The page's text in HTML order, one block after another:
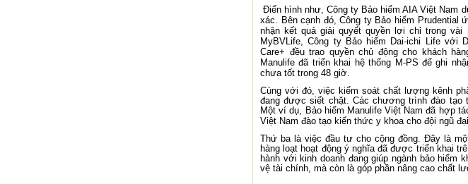
Điển hình như, Công ty Bảo hiểm AIA Việt Nam
xác. Bên cạnh đó, Công ty Bảo hiểm Prudential
nhận kết quả giải quyết quyền lợi chỉ trong
MyBVLife, Công ty Bảo hiểm Dai-ichi Life với
Care+ đều trao quyền chủ động cho khách
Manulife đã triển khai hệ thống M-PS để ghi
chưa tốt trong 48 giờ.
Cùng với đó, việc kiểm soát chất lượng kênh
đang được siết chặt. Các chương trình đào
Một ví dụ, Bảo hiểm Manulife Việt Nam đã hợp
Việt Nam đào tạo kiến thức y khoa cho đội ngũ
Thứ ba là việc đầu tư cho cộng đồng. Đây là
hàng loạt hoạt động ý nghĩa đã được triển khai
hành với kinh doanh đang giúp ngành bảo hiểm
vệ tài chính, mà còn là góp phần nâng cao chất